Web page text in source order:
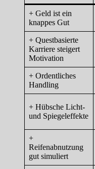
+ Geld ist ein
knappes Gut
+ Questbasierte
Karriere steigert
Motivation
+ Ordentliches
Handling
+ Hübsche Licht-
und Spiegeleffekte
+
Reifenabnutzung
gut simuliert